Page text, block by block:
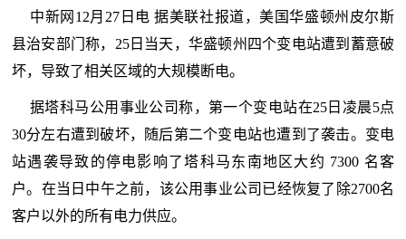
中新网12月27日电 据美联社报道，美国华盛顿州皮尔斯
县治安部门称，25日当天，华盛顿州四个变电站遭到蓄意破
坏，导致了相关区域的大规模断电。
据塔科马公用事业公司称，第一个变电站在25日凌晨5点
30分左右遭到破坏，随后第二个变电站也遭到了袭击。变电
站遇袭导致的停电影响了塔科马东南地区大约 7300 名客
户。在当日中午之前，该公用事业公司已经恢复了除2700名
客户以外的所有电力供应。